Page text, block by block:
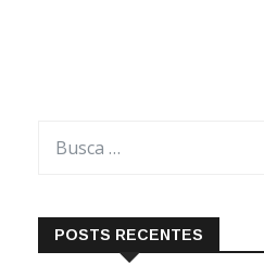
POSTS RECENTES